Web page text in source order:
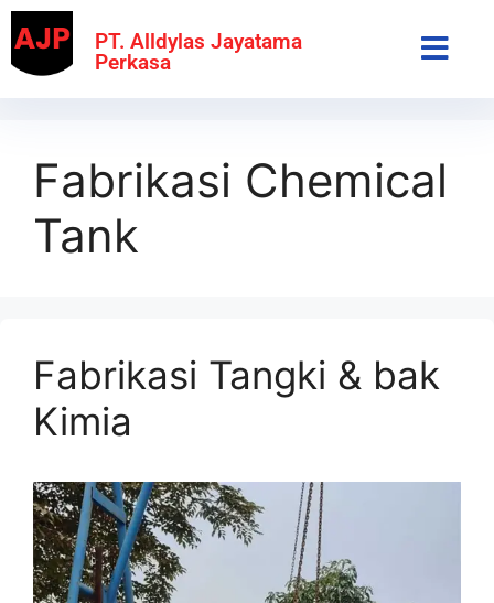
PT. Alldylas Jayatama
Perkasa
Fabrikasi Chemical
Tank
Fabrikasi Tangki & bak
Kimia